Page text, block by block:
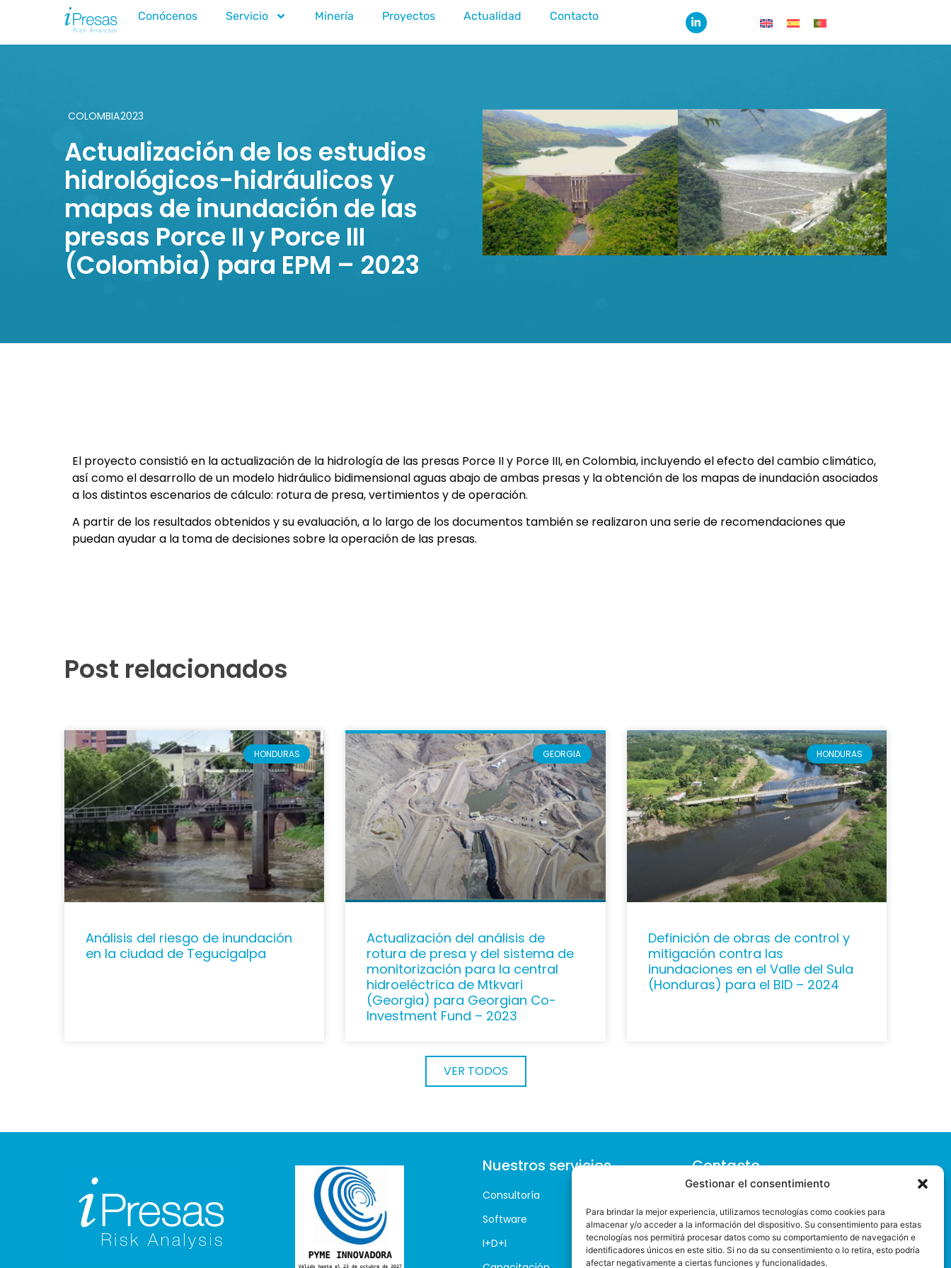
Gestionar el consentimiento
Para brindar la mejor experiencia, utilizamos tecnologías como cookies para
almacenar y/o acceder a la información del dispositivo. Su consentimiento para estas
tecnologías nos permitirá procesar datos como su comportamiento de navegación e
identificadores únicos en este sitio. Si no da su consentimiento o lo retira, esto podría
afectar negativamente a ciertas funciones y funcionalidades.
Conócenos Servicio Minería Proyectos Actualidad Contacto
COLOMBIA2023
Actualización de los estudios
hidrológicos-hidráulicos y
mapas de inundación de las
presas Porce II y Porce III
(Colombia) para EPM – 2023
El proyecto consistió en la actualización de la hidrología de las presas Porce II y Porce III, en Colombia, incluyendo el efecto del cambio climático,
así como el desarrollo de un modelo hidráulico bidimensional aguas abajo de ambas presas y la obtención de los mapas de inundación asociados
a los distintos escenarios de cálculo: rotura de presa, vertimientos y de operación.
A partir de los resultados obtenidos y su evaluación, a lo largo de los documentos también se realizaron una serie de recomendaciones que
puedan ayudar a la toma de decisiones sobre la operación de las presas.
Post relacionados
HONDURAS
Análisis del riesgo de inundación
en la ciudad de Tegucigalpa
GEORGIA
Actualización del análisis de
rotura de presa y del sistema de
monitorización para la central
hidroeléctrica de Mtkvari
(Georgia) para Georgian Co-
Investment Fund – 2023
HONDURAS
Definición de obras de control y
mitigación contra las
inundaciones en el Valle del Sula
(Honduras) para el BID – 2024
VER TODOS
Nuestros servicios
Consultoría
Software
I+D+I
Contacto
pta. 3
46011 (Valencia)
> +34 960 083 245